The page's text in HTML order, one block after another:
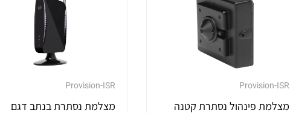
Provision-ISR
מצלמת פינהול נסתרת קטנה
Provision-ISR
מצלמת נסתרת בנתב דגם